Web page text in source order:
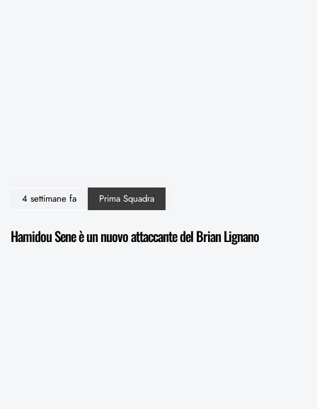
4 settimane fa Prima Squadra
Hamidou Sene è un nuovo attaccante del Brian Lignano